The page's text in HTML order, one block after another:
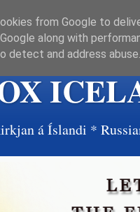
á Íslandi *
from Google to
along with
detect and address abuse.